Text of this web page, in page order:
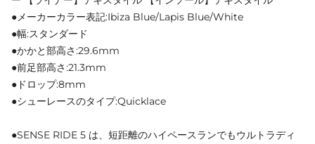
●メーカーカラー表記:Ibiza Blue/Lapis Blue/White
●幅:スタンダード
●かかと部高さ:29.6mm
●前足部高さ:21.3mm
●ドロップ:8mm
●シューレースのタイプ:Quicklace
●SENSE RIDE 5 は、短距離のハイペースランでもウルトラディ